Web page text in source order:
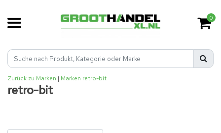
0
Zurück zu Marken | Marken retro-bit
retro-bit